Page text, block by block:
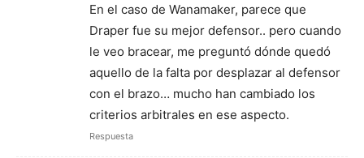
En el caso de Wanamaker, parece que
Draper fue su mejor defensor.. pero cuando
le veo bracear, me preguntó dónde quedó
aquello de la falta por desplazar al defensor
con el brazo… mucho han cambiado los
criterios arbitrales en ese aspecto.
Respuesta